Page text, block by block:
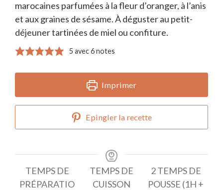
marocaines parfumées à la fleur d’oranger, à l’anis
et aux graines de sésame. À déguster au petit-
déjeuner tartinées de miel ou confiture.
5 avec6notes
Imprimer
Epingler la recette
TEMPS DE
PRÉPARATIO
TEMPS DE
CUISSON
2 TEMPS DE
POUSSE (1H +